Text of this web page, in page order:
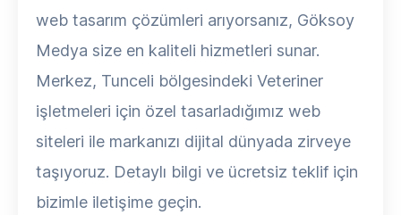
web tasarım çözümleri arıyorsanız, Göksoy
Medya size en kaliteli hizmetleri sunar.
Merkez, Tunceli bölgesindeki Veteriner
işletmeleri için özel tasarladığımız web
siteleri ile markanızı dijital dünyada zirveye
taşıyoruz. Detaylı bilgi ve ücretsiz teklif için
bizimle iletişime geçin.